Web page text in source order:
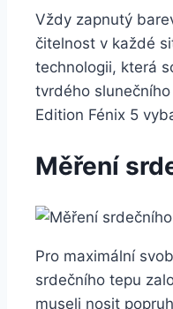
Vždy zapnutý
čitelnost v každé
technologii, která
tvrdého
Edition Fénix 5
Měření
Pro maximální
srdečního tepu
museli nosit